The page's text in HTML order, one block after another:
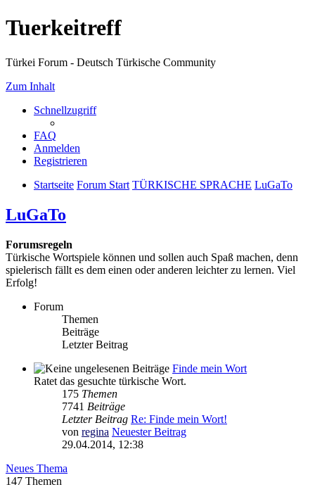
Tuerkeitreff
Türkei Forum - Deutsch Türkische Community
Zum Inhalt
Schnellzugriff
FAQ
Anmelden
Registrieren
Startseite Forum Start TÜRKISCHE SPRACHE LuGaTo
LuGaTo
Forumsregeln
Türkische Wortspiele können und sollen auch Spaß machen, denn
spielerisch fällt es dem einen oder anderen leichter zu lernen. Viel
Erfolg!
Forum
Themen
Beiträge
Letzter Beitrag
Finde mein Wort
Ratet das gesuchte türkische Wort.
175 Themen
7741 Beiträge
Letzter Beitrag Re: Finde mein Wort!
von regina Neuester Beitrag
29.04.2014, 12:38
Neues Thema
147 Themen